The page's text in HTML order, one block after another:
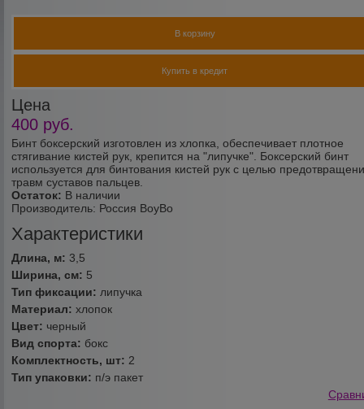
Бинт боксерский изготовлен из хлопка, обеспечивает плотное
стягивание кистей рук, крепится на "липучке". Боксерский бинт
используется для бинтования кистей рук с целью
травм суставов пальцев.
Остаток: В наличии
Производитель: Россия BoyBo
Характеристики
Длина, м: 3,5
Ширина, см: 5
Тип фиксации: липучка
Материал:хлопок
Цвет: черный
Вид спорта: бокс
Комплектность, шт: 2
Тип упаковки: п/э пакет
Цена
400 руб.
В корзину
Купить в кредит